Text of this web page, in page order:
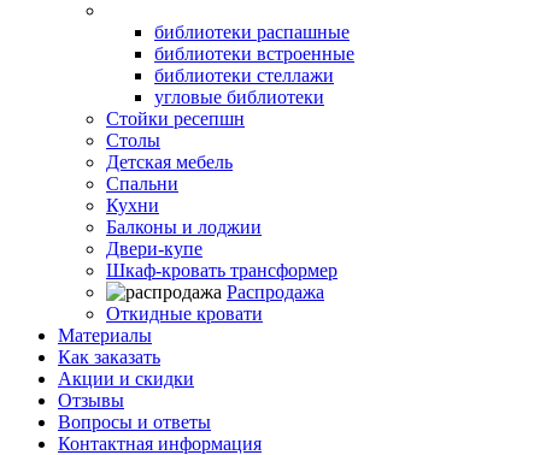
библиотеки распашные
библиотеки встроенные
библиотеки стеллажи
угловые библиотеки
Стойки ресепшн
Столы
Детская мебель
Спальни
Кухни
Балконы и лоджии
Двери-купе
Шкаф-кровать трансформер
Распродажа
Откидные кровати
Материалы
Как заказать
Акции и скидки
Отзывы
Вопросы и ответы
Контактная информация